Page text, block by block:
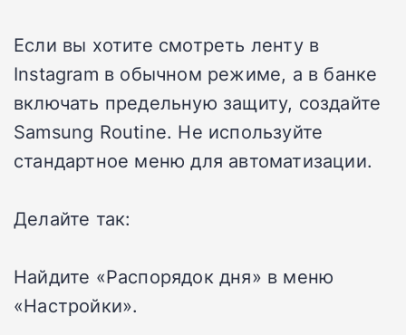
Если вы хотите смотреть ленту в
Instagram в обычном режиме, а в банке
включать предельную защиту, создайте
Samsung Routine. Не используйте
стандартное меню для автоматизации.
Делайте так:
Найдите «Распорядок дня» в меню
«Настройки».